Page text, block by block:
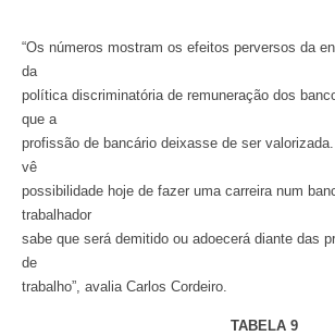
“Os números mostram os efeitos perversos da
da
política discriminatória de remuneração dos
que a
profissão de bancário deixasse de ser
vê
possibilidade hoje de fazer uma carreira num
trabalhador
sabe que será demitido ou adoecerá diante das
de
trabalho”, avalia Carlos Cordeiro.
TABELA 9